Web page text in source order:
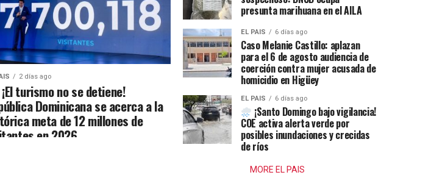
2 días ago
¡El turismo no se detiene!
Dominicana se acerca a la
meta de 12 millones de
en 2026
presunta marihuana en el AILA
EL PAIS 6 días ago
Caso Melanie Castillo: aplazan
para el 6 de agosto audiencia de
coerción contra mujer acusada de
homicidio en Higüey
EL PAIS 6 días ago
¡Santo Domingo bajo vigilancia!
COE activa alerta verde por
posibles inundaciones y crecidas
de ríos
MORE EL PAIS